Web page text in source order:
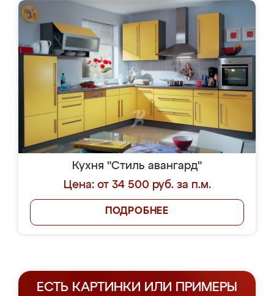
Кухня "Стиль авангард"
Цена: от 34 500 руб. за п.м.
ПОДРОБНЕЕ
ЕСТЬ КАРТИНКИ ИЛИ ПРИМЕРЫ